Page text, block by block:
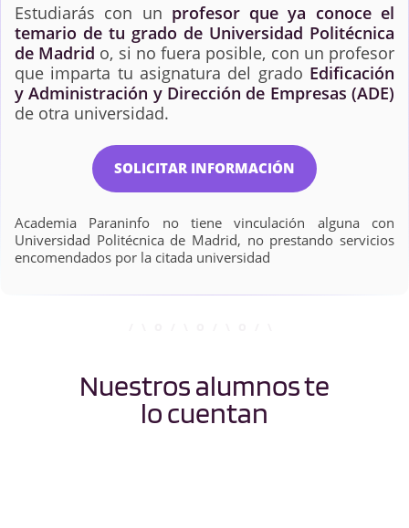
Estudiarás con un profesor que ya conoce el
temario de tu grado de Universidad Politécnica
de Madrid o, si no fuera posible, con un profesor
que imparta tu asignatura del grado Edificación
y Administración y Dirección de Empresas (ADE)
de otra universidad.
SOLICITAR INFORMACIÓN
Academia Paraninfo no tiene vinculación alguna con
Universidad Politécnica de Madrid, no prestando servicios
encomendados por la citada universidad
Nuestros alumnos te
lo cuentan